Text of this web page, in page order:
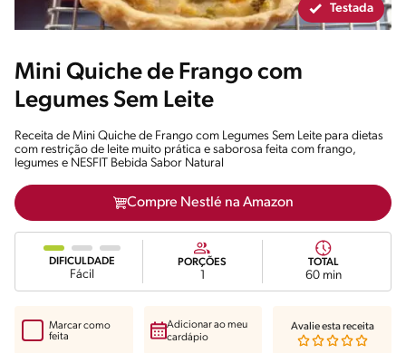
Testada
Mini Quiche de Frango com
Legumes Sem Leite
Receita de Mini Quiche de Frango com Legumes Sem Leite para dietas
com restrição de leite muito prática e saborosa feita com frango,
legumes e NESFIT Bebida Sabor Natural
Compre Nestlé na Amazon
DIFICULDADE
Fácil
PORÇÕES
1
TOTAL
60 min
Marcar como
feita
Adicionar ao meu
cardápio
Avalie esta receita